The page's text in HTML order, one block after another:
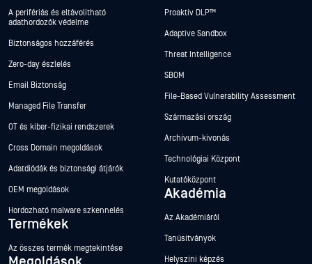
A perifériás és eltávolítható
adathordozók védelme
Biztonságos hozzáférés
Zero-day észlelés
Email Biztonság
Managed File Transfer
OT és kiber-fizikai rendszerek
Cross Domain megoldások
Adatdiódák és biztonsági átjárók
OEM megoldások
Hordozható malware szkennelés
Termékek
Az összes termék megtekintése
Proaktív DLP™
Adaptive Sandbox
Threat Intelligence
SBOM
File-Based Vulnerability Assessment
Származási ország
Archívum-kivonás
Technológiai Központ
Kutatóközpont
Akadémia
Az Akadémiáról
Tanúsítványok
Helyszíni képzés